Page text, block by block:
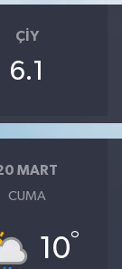
ÇIY
6.1
MART
CUMA
10°